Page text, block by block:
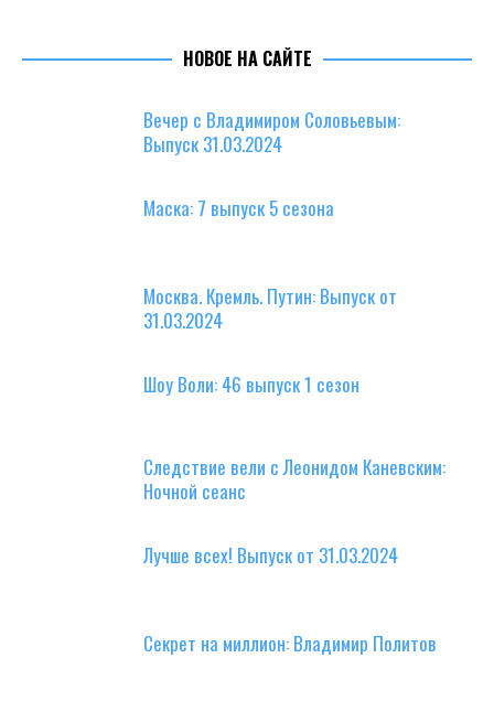
НОВОЕ НА САЙТЕ
Вечер с Владимиром Соловьевым:
Выпуск 31.03.2024
Маска: 7 выпуск 5 сезона
Москва. Кремль. Путин: Выпуск от
31.03.2024
Шоу Воли: 46 выпуск 1 сезон
Следствие вели с Леонидом Каневским:
Ночной сеанс
Лучше всех! Выпуск от 31.03.2024
Секрет на миллион: Владимир Политов